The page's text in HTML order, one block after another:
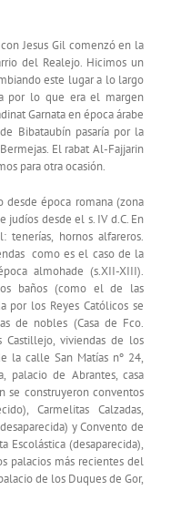
Jesus Gil comenzó en la
del Realejo. Hicimos un
este lugar a lo largo
por lo que era el margen
Garnata en época árabe
Bibataubín pasaría por la
El rabat Al-Fajjarin
para otra ocasión.
desde época romana (zona
judíos desde el s. IV d.C. En
tenerías, hornos alfareros.
como es el caso de la
almohade (s.XII-XIII).
baños (como el de las
por los Reyes Católicos se
de nobles (Casa de Fco.
Castillejo, viviendas de los
la calle San Matías nº 24,
palacio de Abrantes, casa
se construyeron conventos
Carmelitas Calzadas,
y Convento de
Escolástica (desaparecida),
palacios más recientes del
de los Duques de Gor,